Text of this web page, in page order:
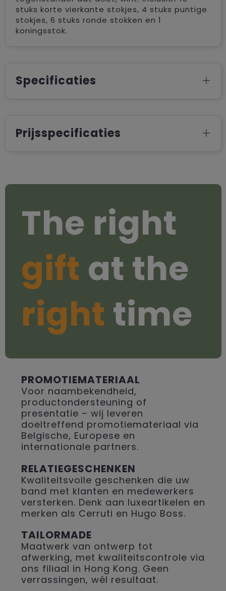
stuks korte vierkante stokjes, 4 stuks puntige
stokjes, 6 stuks ronde stokken en 1
koningsstok.
Specificaties
Prijsspecificaties
The right
gift at the
right time
PROMOTIEMATERIAAL
Voor naambekendheid,
productondersteuning of
presentatie – wij leveren
doeltreffend promotiemateriaal via
Belgische, Europese en
internationale partners.
RELATIEGESCHENKEN
Kwaliteitsvolle geschenken die uw
band met klanten en medewerkers
versterken. Denk aan luxeartikelen en
merken als Cerruti en Hugo Boss.
TAILORMADE
Maatwerk van ontwerp tot
afwerking, met kwaliteitscontrole via
ons filiaal in Hong Kong. Geen
verrassingen, wél resultaat.